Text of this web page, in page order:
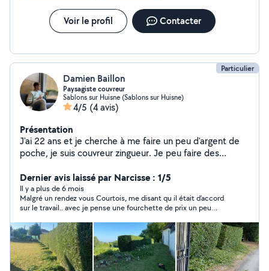
Voir le profil Contacter
Particulier
Damien Baillon
Paysagiste couvreur
Sablons sur Huisne (Sablons sur Huisne)
4/5 (4 avis)
Présentation
J'ai 22 ans et je cherche à me faire un peu d'argent de
poche, je suis couvreur zingueur. Je peu faire des
Pose de velux et volet roulant électrique
Dernier avis laissé par Narcisse : 1/5
Il y a plus de 6 mois
Malgré un rendez vous Courtois, me disant qu il était d’accord
sur le travail.. avec je pense une fourchette de prix un peu
sollicitations , pour définir sa venue … j ai donc fait venir une
autre personne Je ne comprends pas cette impolitesse, il
suffit simplement de dire non… cela ne m intéresse pas (plus
).. être poli tout simplement et ne pas faire perdre son temps
aux autres …